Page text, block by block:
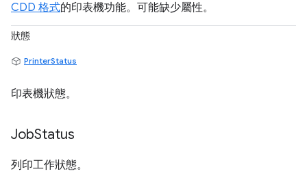
CDD 格式的印表機功能。可能缺少屬性。
狀態
PrinterStatus
印表機狀態。
JobStatus
列印工作狀態。